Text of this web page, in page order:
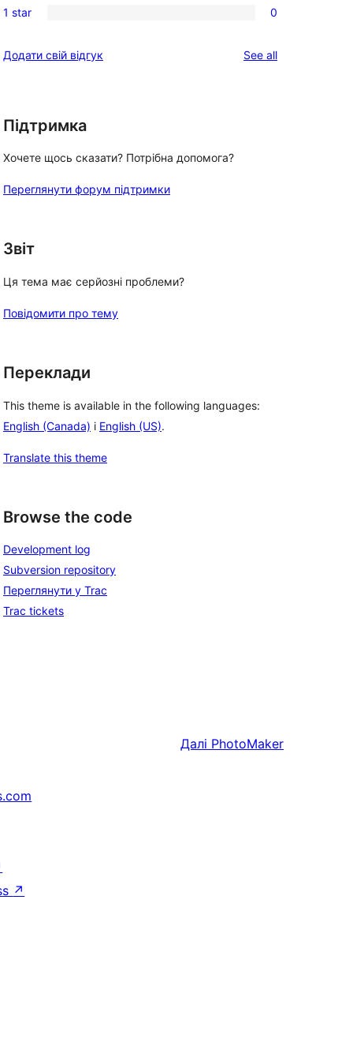
reviews
star
2-
reviews
0
star
1 star 0
Додати свій відгук See allreviews
Підтримка
Хочете щось сказати? Потрібна допомога?
Переглянути форум підтримки
Звіт
Ця тема має серйозні проблеми?
Повідомити про тему
Переклади
This theme is available in the following languages:
English (Canada) і English (US).
Translate this theme
Browse the code
Development log
Subversion repository
Переглянути у Trac
Trac tickets
Далі PhotoMaker
↗